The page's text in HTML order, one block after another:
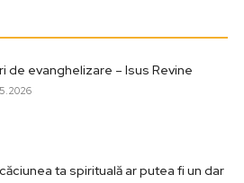
de evanghelizare – Isus Revine
ta spirituală ar putea fi un dar